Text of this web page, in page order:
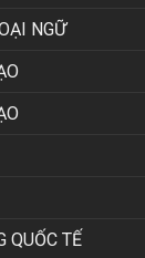
NGỮ
QUỐC TẾ